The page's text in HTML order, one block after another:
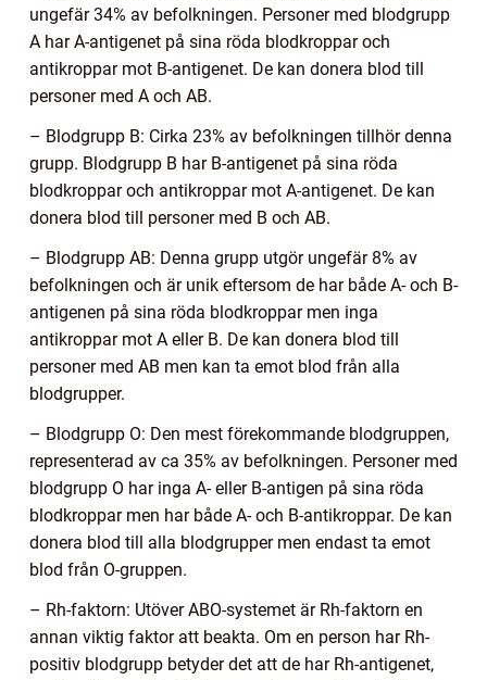
ungefär 34% av befolkningen. Personer med blodgrupp
A har A-antigenet på sina röda blodkroppar och
antikroppar mot B-antigenet. De kan donera blod till
personer med A och AB.
– Blodgrupp B: Cirka 23% av befolkningen tillhör denna
grupp. Blodgrupp B har B-antigenet på sina röda
blodkroppar och antikroppar mot A-antigenet. De kan
donera blod till personer med B och AB.
– Blodgrupp AB: Denna grupp utgör ungefär 8% av
befolkningen och är unik eftersom de har både A- och B-
antigenen på sina röda blodkroppar men inga
antikroppar mot A eller B. De kan donera blod till
personer med AB men kan ta emot blod från alla
blodgrupper.
– Blodgrupp O: Den mest förekommande blodgruppen,
representerad av ca 35% av befolkningen. Personer med
blodgrupp O har inga A- eller B-antigen på sina röda
blodkroppar men har både A- och B-antikroppar. De kan
donera blod till alla blodgrupper men endast ta emot
blod från O-gruppen.
– Rh-faktorn: Utöver ABO-systemet är Rh-faktorn en
annan viktig faktor att beakta. Om en person har Rh-
positiv blodgrupp betyder det att de har Rh-antigenet,